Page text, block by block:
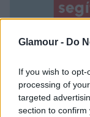
Glamour - Do
If you wish to
processing of
targeted
section to